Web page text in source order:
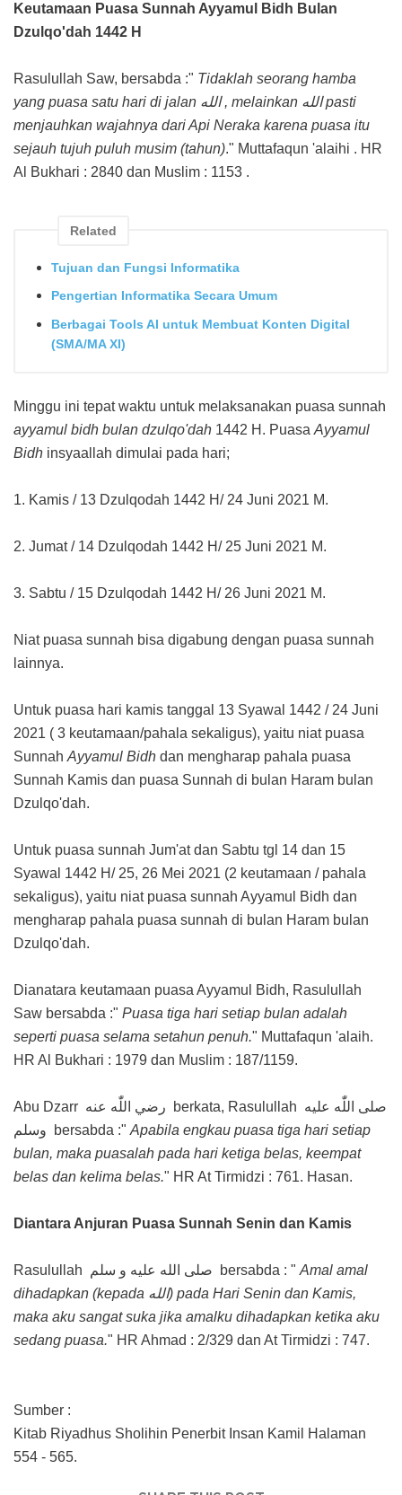
Keutamaan Puasa Sunnah Ayyamul Bidh Bulan
Dzulqo'dah 1442 H
Rasulullah Saw, bersabda :" Tidaklah seorang hamba
yang puasa satu hari di jalan الله , melainkan الله pasti
menjauhkan wajahnya dari Api Neraka karena puasa itu
sejauh tujuh puluh musim (tahun)." Muttafaqun 'alaihi . HR
Al Bukhari : 2840 dan Muslim : 1153 .
Related
Tujuan dan Fungsi Informatika
Pengertian Informatika Secara Umum
Berbagai Tools AI untuk Membuat Konten Digital
(SMA/MA XI)
Minggu ini tepat waktu untuk melaksanakan puasa sunnah
ayyamul bidh bulan dzulqo'dah 1442 H. Puasa Ayyamul
Bidh insyaallah dimulai pada hari;
1. Kamis / 13 Dzulqodah 1442 H/ 24 Juni 2021 M.
2. Jumat / 14 Dzulqodah 1442 H/ 25 Juni 2021 M.
3. Sabtu / 15 Dzulqodah 1442 H/ 26 Juni 2021 M.
Niat puasa sunnah bisa digabung dengan puasa sunnah
lainnya.
Untuk puasa hari kamis tanggal 13 Syawal 1442 / 24 Juni
2021 ( 3 keutamaan/pahala sekaligus), yaitu niat puasa
Sunnah Ayyamul Bidh dan mengharap pahala puasa
Sunnah Kamis dan puasa Sunnah di bulan Haram bulan
Dzulqo'dah.
Untuk puasa sunnah Jum'at dan Sabtu tgl 14 dan 15
Syawal 1442 H/ 25, 26 Mei 2021 (2 keutamaan / pahala
sekaligus), yaitu niat puasa sunnah Ayyamul Bidh dan
mengharap pahala puasa sunnah di bulan Haram bulan
Dzulqo'dah.
Dianatara keutamaan puasa Ayyamul Bidh, Rasulullah
Saw bersabda :" Puasa tiga hari setiap bulan adalah
seperti puasa selama setahun penuh." Muttafaqun 'alaih.
HR Al Bukhari : 1979 dan Muslim : 187/1159.
Abu Dzarr رضي اللّٰه عنه berkata, Rasulullah صلى اللّٰه عليه
وسلم bersabda :" Apabila engkau puasa tiga hari setiap
bulan, maka puasalah pada hari ketiga belas, keempat
belas dan kelima belas." HR At Tirmidzi : 761. Hasan.
Diantara Anjuran Puasa Sunnah Senin dan Kamis
Rasulullah صلى الله عليه و سلم bersabda : " Amal amal
dihadapkan (kepada الله) pada Hari Senin dan Kamis,
maka aku sangat suka jika amalku dihadapkan ketika aku
sedang puasa." HR Ahmad : 2/329 dan At Tirmidzi : 747.
Sumber :
Kitab Riyadhus Sholihin Penerbit Insan Kamil Halaman
554 - 565.